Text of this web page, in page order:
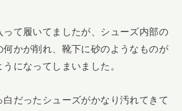
って履いてましたが、シューズ内部の
何かが削れ、靴下に砂のようなものが
になってしまいました。
だったシューズがかなり汚れてきて